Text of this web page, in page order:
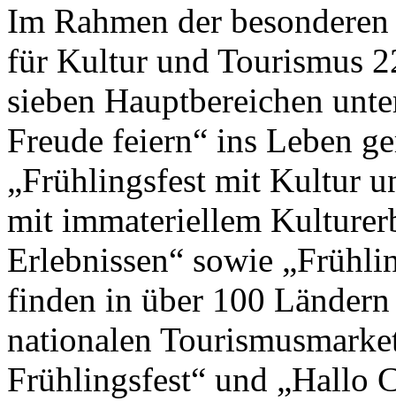
Im Rahmen der
für Kultur und Tourismus
sieben Hauptbereichen
Freude feiern“ ins Leben
„Frühlingsfest mit Kultur
mit immateriellem
Erlebnissen“ sowie
finden in über 100
nationalen
Frühlingsfest“ und „Hallo